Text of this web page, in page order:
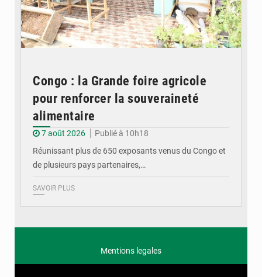
Congo : la Grande foire agricole
pour renforcer la souveraineté
alimentaire
7 août 2026
Publié à 10h18
Réunissant plus de 650 exposants venus du Congo et
de plusieurs pays partenaires,…
SAVOIR PLUS
Mentions legales